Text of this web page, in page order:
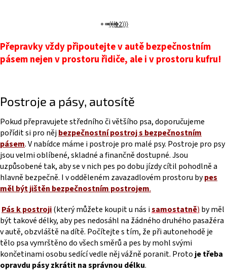
⟨⟨⟨12⟩⟩⟩
Přepravky vždy připoutejte v autě bezpečnostním
pásem nejen v prostoru řidiče, ale i v prostoru kufru!
Postroje a pásy, autosítě
Pokud přepravujete středního či většího psa, doporučujeme
pořídit si pro nějbezpečnostní postroj s bezpečnostním
pásem. V nabídce máme i postroje pro malé psy. Postroje pro psy
jsou velmi oblíbené, skladné a finančně dostupné. Jsou
uzpůsobené tak, aby se v nich pes po dobu jízdy cítil pohodlně a
hlavně bezpečně. I v odděleném zavazadlovém prostoru bypes
měl být jištěn bezpečnostním postrojem.
Pás k postroji(který můžete koupit u nás isamostatně) by měl
být takové délky, aby pes nedosáhl na žádného druhého pasažéra
v autě, obzvláště na dítě. Počítejte s tím, že při autonehodě je
tělo psa vymrštěno do všech směrů a pes by mohl svými
končetinami osobu sedící vedle něj vážně poranit. Proto je třeba
opravdu pásy zkrátit na správnou délku.